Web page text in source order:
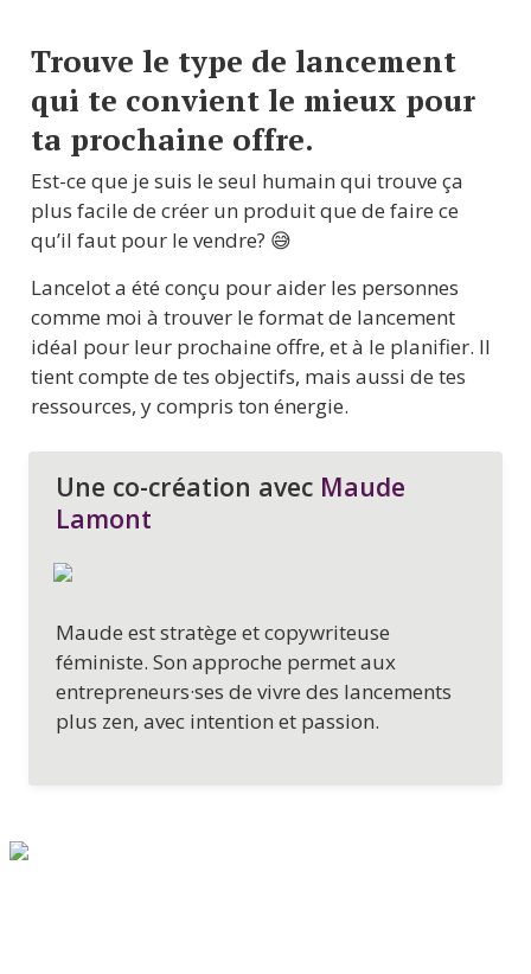
Trouve le type de lancement
qui te convient le mieux pour
ta prochaine offre.
Est-ce que je suis le seul humain qui trouve ça
plus facile de créer un produit que de faire ce
qu’il faut pour le vendre? 😅
Lancelot a été conçu pour aider les personnes
comme moi à trouver le format de lancement
idéal pour leur prochaine offre, et à le planifier. Il
tient compte de tes objectifs, mais aussi de tes
ressources, y compris ton énergie.
Une co-création avec Maude
Lamont
Maude est stratège et copywriteuse
féministe. Son approche permet aux
entrepreneurs·ses de vivre des lancements
plus zen, avec intention et passion.